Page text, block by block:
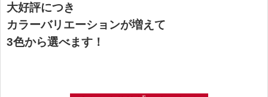
大好評につき
カラーバリエーションが増えて
3色から選べます！